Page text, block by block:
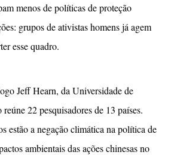
menos de políticas de proteção
grupos de ativistas homens já agem
esse quadro.
Jeff Hearn, da Universidade de
22 pesquisadores de 13 países.
estão a negação climática na política de
ambientais das ações chinesas no